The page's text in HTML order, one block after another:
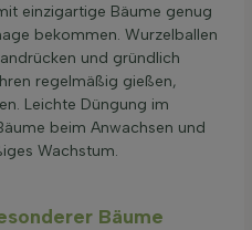
einzigartige Bäume genug
bekommen. Wurzelballen
und gründlich
regelmäßig gießen,
Leichte Düngung im
beim Anwachsen und
Wachstum.
Bäume